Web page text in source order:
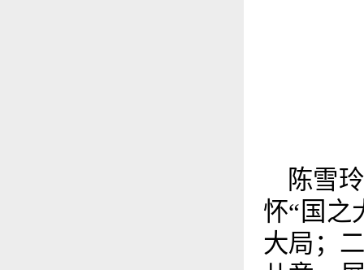
陈雪
怀“国之
大局；